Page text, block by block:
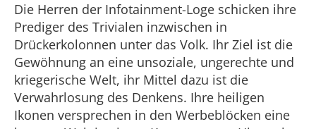
Die Herren der Infotainment-Loge schicken ihre
Prediger des Trivialen inzwischen in
Drückerkolonnen unter das Volk. Ihr Ziel ist die
Gewöhnung an eine unsoziale, ungerechte und
kriegerische Welt, ihr Mittel dazu ist die
Verwahrlosung des Denkens. Ihre heiligen
Ikonen versprechen in den Werbeblöcken eine